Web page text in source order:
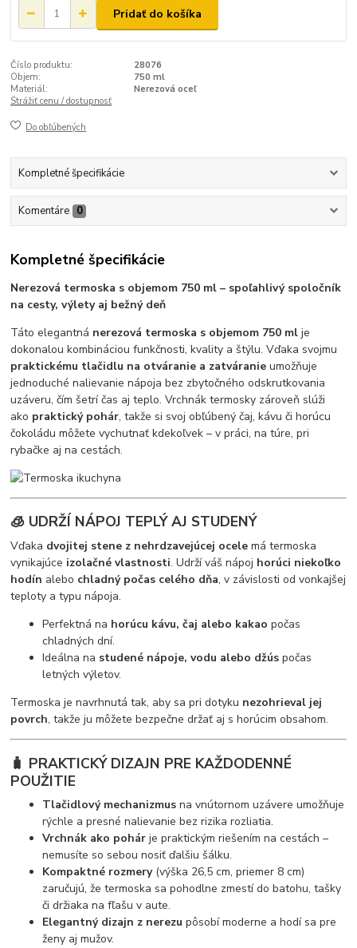
Pridať do košíka
Číslo produktu:
28076
Objem:
750 ml
Materiál:
Nerezová oceľ
Strážiť cenu / dostupnosť
Do obľúbených
Kompletné špecifikácie
Komentáre 0
Kompletné špecifikácie
Nerezová termoska s objemom 750 ml – spoľahlivý spoločník
na cesty, výlety aj bežný deň
Táto elegantná nerezová termoska s objemom 750 ml je
dokonalou kombináciou funkčnosti, kvality a štýlu. Vďaka svojmu
praktickému tlačidlu na otváranie a zatváranie umožňuje
jednoduché nalievanie nápoja bez zbytočného odskrutkovania
uzáveru, čím šetrí čas aj teplo. Vrchnák termosky zároveň slúži
ako praktický pohár, takže si svoj obľúbený čaj, kávu či horúcu
čokoládu môžete vychutnať kdekoľvek – v práci, na túre, pri
rybačke aj na cestách.
🧊 UDRŽÍ NÁPOJ TEPLÝ AJ STUDENÝ
Vďaka dvojitej stene z nehrdzavejúcej ocele má termoska
vynikajúce izolačné vlastnosti. Udrží váš nápoj horúci niekoľko
hodín alebo chladný počas celého dňa, v závislosti od vonkajšej
teploty a typu nápoja.
Perfektná na horúcu kávu, čaj alebo kakao počas
chladných dní.
Ideálna na studené nápoje, vodu alebo džús počas
letných výletov.
Termoska je navrhnutá tak, aby sa pri dotyku nezohrieval jej
povrch, takže ju môžete bezpečne držať aj s horúcim obsahom.
🧳 PRAKTICKÝ DIZAJN PRE KAŽDODENNÉ
POUŽITIE
Tlačidlový mechanizmus na vnútornom uzávere umožňuje
rýchle a presné nalievanie bez rizika rozliatia.
Vrchnák ako pohár je praktickým riešením na cestách –
nemusíte so sebou nosiť ďalšiu šálku.
Kompaktné rozmery(výška 26,5 cm, priemer 8 cm)
zaručujú, že termoska sa pohodlne zmestí do batohu, tašky
či držiaka na fľašu v aute.
Elegantný dizajn z nerezu pôsobí moderne a hodí sa pre
ženy aj mužov.